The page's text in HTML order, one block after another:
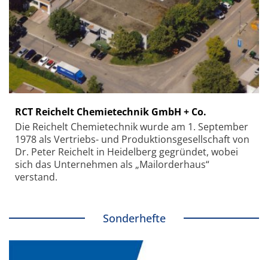
RCT Reichelt Chemietechnik GmbH + Co.
Die Reichelt Chemietechnik wurde am 1. September
1978 als Vertriebs- und Produktionsgesellschaft von
Dr. Peter Reichelt in Heidelberg gegründet, wobei
sich das Unternehmen als „Mailorderhaus“
verstand.
Sonderhefte